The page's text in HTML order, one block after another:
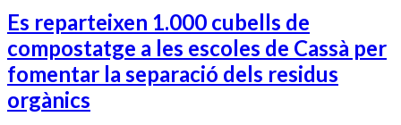
Es reparteixen 1.000 cubells de
compostatge a les escoles de Cassà per
fomentar la separació dels residus
orgànics